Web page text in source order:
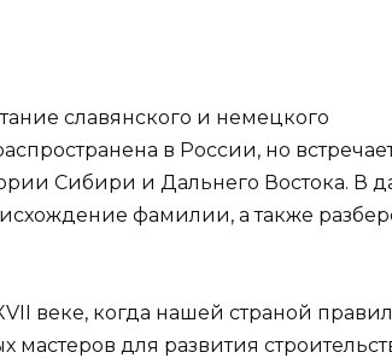
славянского и немецкого
в России, но
Сибири и Дальнего Востока. В
фамилии, а также
веке, когда нашей страной
для развития